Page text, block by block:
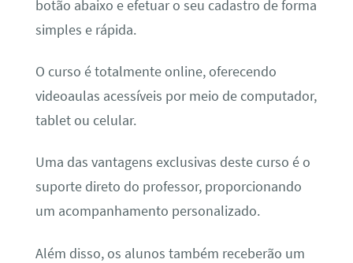
botão abaixo e efetuar o seu cadastro de forma
simples e rápida.
O curso é totalmente online, oferecendo
videoaulas acessíveis por meio de computador,
tablet ou celular.
Uma das vantagens exclusivas deste curso é o
suporte direto do professor, proporcionando
um acompanhamento personalizado.
Além disso, os alunos também receberão um